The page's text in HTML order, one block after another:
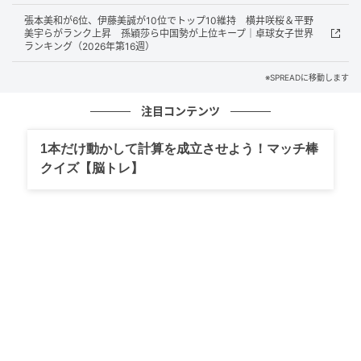
本勢が男女アベック優勝を果たし、存在感を示した。
【MLB】「オオタニは100年に一人の逸材」大
谷翔平が過ごした“夢の時間”に米注目 日本
出身選手の振る舞いは「野球を超えた瞬間」
張本美和が6位、伊藤美誠が10位でトップ10維持 横井咲桜＆平野
美宇らがランク上昇 孫穎莎ら中国勢が上位キープ｜卓球女子世界
ランキング（2026年第16週）
※SPREADに移動します
注目コンテンツ
1本だけ動かして計算を成立させよう！マッチ棒
クイズ【脳トレ】